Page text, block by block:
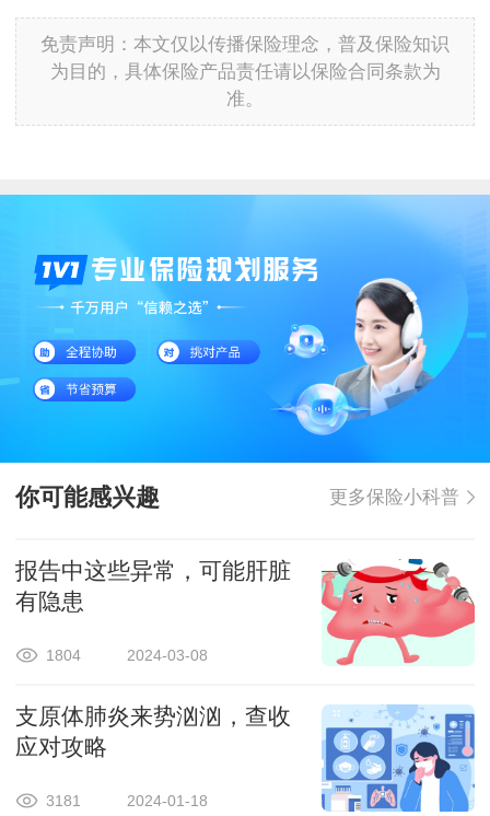
免责声明：本文仅以传播保险理念，普及保险知识
为目的，具体保险产品责任请以保险合同条款为
准。
你可能感兴趣 更多保险小科普
报告中这些异常，可能肝脏
有隐患
1804 2024-03-08
支原体肺炎来势汹汹，查收
应对攻略
3181 2024-01-18